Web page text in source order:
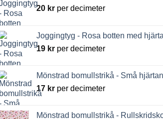
20 kr per decimeter
Joggingtyg - Rosa botten med
19 kr per decimeter
Mönstrad bomullstrikå - Små hjärtan
17 kr per decimeter
Mönstrad bomullstrikå -